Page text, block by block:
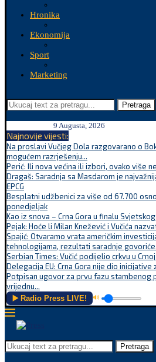
Hronika
Ekonomija
Sport
Marketing
Pretraga
9 Augusta, 2026
Najnovije vijesti:
Na proslavi Vučjeg Dola razgovarano o
mogućem razrješenju...
Perić: Ili nova većina ili izbori, ovako više
Dragaš: Saradnja sa Masdarom je
EPCG
Besplatni udžbenici za više od 67.700
ponedjeljak
Kao iz snova – Crna Gora u finalu
Pejak: Hoće li Milan Knežević i Vučića
Spajić: Otvaramo vrata američkim
tehnologijama, rezultati saradnje
Serbian Times: Vučić podijelio crkvu u Crnoj
Delegacija EU: Crna Gora nije dio
Potpisan ugovor za prvu fazu stambenog
vrijednu...
▶️ Radio Press LIVE! 🔊
Pretraga